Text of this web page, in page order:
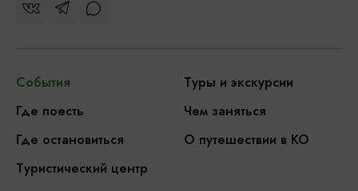
События
Туры и экскурсии
Где поесть
Чем заняться
Где остановиться
О путешествии в КО
Туристический центр